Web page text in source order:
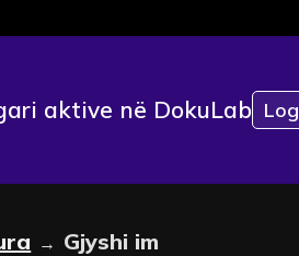
aktive në DokuLab
→ Gjyshi im